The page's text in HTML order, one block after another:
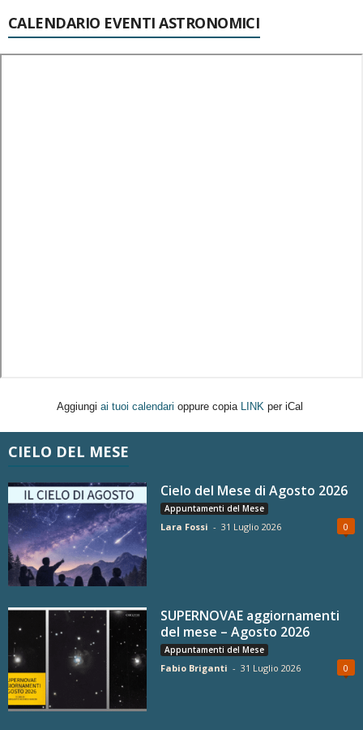
CALENDARIO EVENTI ASTRONOMICI
Aggiungi ai tuoi calendari oppure copia LINK per iCal
CIELO DEL MESE
Cielo del Mese di Agosto 2026
Appuntamenti del Mese
Lara Fossi - 31 Luglio 2026 0
SUPERNOVAE aggiornamenti
del mese – Agosto 2026
Appuntamenti del Mese
Fabio Briganti - 31 Luglio 2026 0